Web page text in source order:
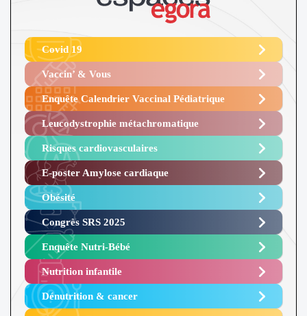
Covid 19
Vaccin’ & Vous
Enquête Calendrier Vaccinal Pédiatrique
Leucodystrophie métachromatique
Risques cardiovasculaires
E-poster Amylose cardiaque ​
Obésité ​
Congrès SRS 2025 ​
Enquête Nutri-Bébé ​
Nutrition infantile
Dénutrition & cancer